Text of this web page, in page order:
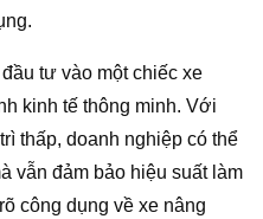
tư vào một chiếc xe
kinh tế thông minh. Với
thấp, doanh nghiệp có thể
vẫn đảm bảo hiệu suất làm
công dụng về xe nâng